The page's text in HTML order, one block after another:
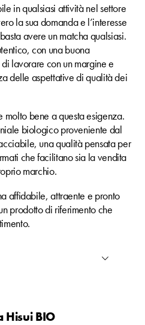
in qualsiasi attività nel settore
la sua domanda e l’interesse
avere un matcha qualsiasi.
con una buona
lavorare con un margine e
delle aspettative di qualità dei
bene a questa esigenza.
biologico proveniente dal
una qualità pensata per
che facilitano sia la vendita
marchio.
affidabile, attraente e pronto
prodotto di riferimento che
Hisui BIO